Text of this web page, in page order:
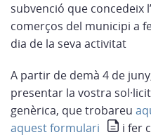
subvenció que concedeix
comerços del municipi a
dia de la seva activitat
A partir de demà 4 de
presentar la vostra
genèrica, que trobareu
aquest formulari
i fer